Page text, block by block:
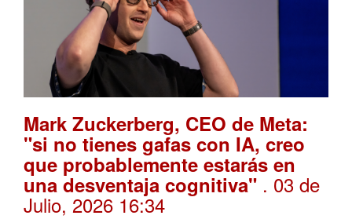
Mark Zuckerberg, CEO de Meta:
"si no tienes gafas con IA, creo
que probablemente estarás en
una desventaja cognitiva" . 03 de
Julio, 2026 16:34